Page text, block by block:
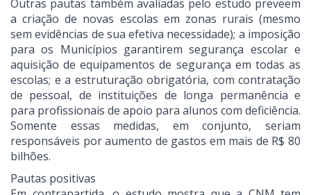
Outras pautas também avaliadas pelo estudo preveem
a criação de novas escolas em zonas rurais (mesmo
sem evidências de sua efetiva necessidade); a imposição
para os Municípios garantirem segurança escolar e
aquisição de equipamentos de segurança em todas as
escolas; e a estruturação obrigatória, com contratação
de pessoal, de instituições de longa permanência e
para profissionais de apoio para alunos com deficiência.
Somente essas medidas, em conjunto, seriam
responsáveis por aumento de gastos em mais de R$ 80
bilhões.
Pautas positivas